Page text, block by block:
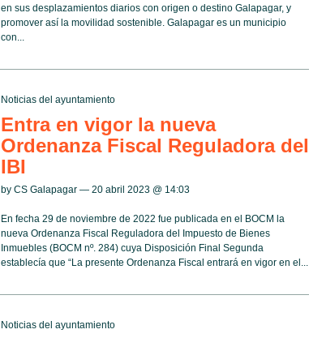
en sus desplazamientos diarios con origen o destino Galapagar, y
promover así la movilidad sostenible. Galapagar es un municipio
con...
Noticias del ayuntamiento
Entra en vigor la nueva
Ordenanza Fiscal Reguladora del
IBI
by CS Galapagar — 20 abril 2023 @ 14:03
En fecha 29 de noviembre de 2022 fue publicada en el BOCM la
nueva Ordenanza Fiscal Reguladora del Impuesto de Bienes
Inmuebles (BOCM nº. 284) cuya Disposición Final Segunda
establecía que “La presente Ordenanza Fiscal entrará en vigor en el...
Noticias del ayuntamiento